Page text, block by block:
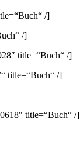
/]
/]
title=“Buch“ /]
title=“Buch“ /]
title=“Buch“ /]